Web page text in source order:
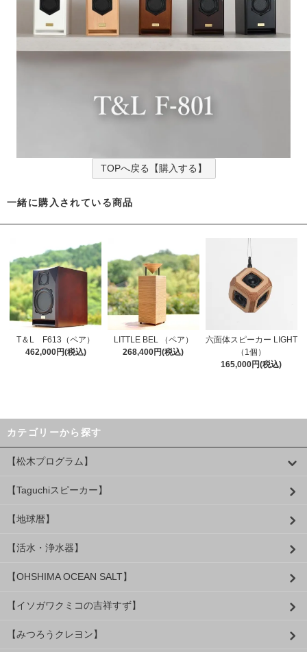
TOPへ戻る【購入する】
一緒に購入されている商品
T＆L F613（ペア）
462,000円(税込)
LITTLE BEL （ペア）
268,400円(税込)
六面体スピーカー LIGHT
（1個）
165,000円(税込)
カテゴリーから探す
【松木プログラム】
【Taguchiスピーカー】
【地球暦】
【活水・浄水器】
【OHSHIMA OCEAN SALT】
【イソガワクミコの吉祥すず】
【みつろうクレヨン】